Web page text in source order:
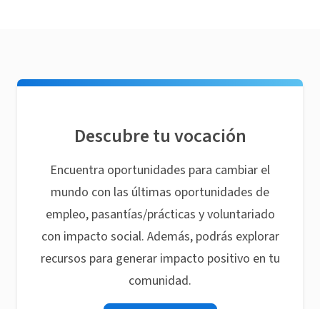
Descubre tu vocación
Encuentra oportunidades para cambiar el
mundo con las últimas oportunidades de
empleo, pasantías/prácticas y voluntariado
con impacto social. Además, podrás explorar
recursos para generar impacto positivo en tu
comunidad.